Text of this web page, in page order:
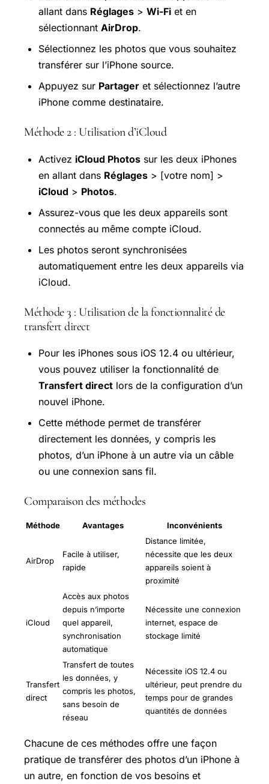
allant dans Réglages > Wi-Fi et en
sélectionnant AirDrop.
Sélectionnez les photos que vous souhaitez
transférer sur l’iPhone source.
Appuyez sur Partager et sélectionnez l’autre
iPhone comme destinataire.
Méthode 2 : Utilisation d’iCloud
Activez iCloud Photos sur les deux iPhones
en allant dans Réglages > [votre nom] >
iCloud > Photos.
Assurez-vous que les deux appareils sont
connectés au même compte iCloud.
Les photos seront synchronisées
automatiquement entre les deux appareils via
iCloud.
Méthode 3 : Utilisation de la fonctionnalité de
transfert direct
Pour les iPhones sous iOS 12.4 ou ultérieur,
vous pouvez utiliser la fonctionnalité de
Transfert direct lors de la configuration d’un
nouvel iPhone.
Cette méthode permet de transférer
directement les données, y compris les
photos, d’un iPhone à un autre via un câble
ou une connexion sans fil.
Comparaison des méthodes
Méthode Avantages Inconvénients
AirDrop
Facile à utiliser,
rapide
Distance limitée,
nécessite que les deux
appareils soient à
proximité
iCloud
Accès aux photos
depuis n’importe
quel appareil,
synchronisation
automatique
Nécessite une connexion
internet, espace de
stockage limité
Transfert
direct
Transfert de toutes
les données, y
compris les photos,
sans besoin de
réseau
Nécessite iOS 12.4 ou
ultérieur, peut prendre du
temps pour de grandes
quantités de données
Chacune de ces méthodes offre une façon
pratique de transférer des photos d’un iPhone à
un autre, en fonction de vos besoins et